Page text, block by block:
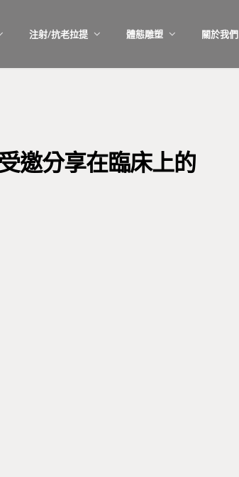
注射/抗老拉提 體態雕塑 關於我們
邀分享在臨床上的